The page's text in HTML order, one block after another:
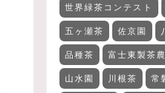
世界緑茶コンテスト
五ヶ瀬茶 佐京園
品種茶 富士東製茶
山水園 川根茶 常